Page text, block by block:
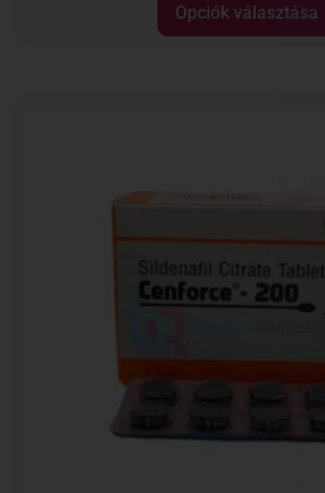
Opciók választása